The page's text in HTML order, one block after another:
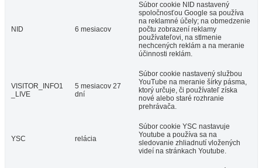
NID 6 mesiacov
Súbor cookie NID nastavený
spoločnosťou Google sa používa
na reklamné účely; na obmedzenie
počtu zobrazení reklamy
používateľovi, na stlmenie
nechcených reklám a na meranie
účinnosti reklám.
VISITOR_INFO1
_LIVE
5 mesiacov 27
dní
Súbor cookie nastavený službou
YouTube na meranie šírky pásma,
ktorý určuje, či používateľ získa
nové alebo staré rozhranie
prehrávača.
YSC relácia
Súbor cookie YSC nastavuje
Youtube a používa sa na
sledovanie zhliadnutí vložených
videí na stránkach Youtube.